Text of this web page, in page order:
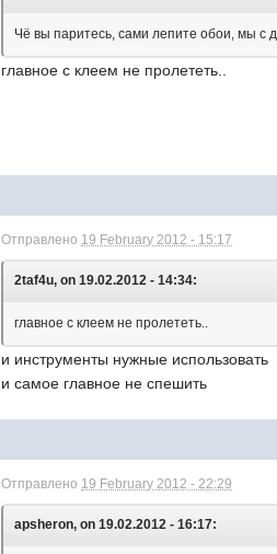
Чё вы паритесь, сами лепите обои, мы с
главное с клеем не пролететь..
Отправлено 19 February 2012 - 15:17
2taf4u, on 19.02.2012 - 14:34:
главное с клеем не пролететь..
и инструменты нужные использовать
и самое главное не спешить
Отправлено 19 February 2012 - 22:29
apsheron, on 19.02.2012 - 16:17: